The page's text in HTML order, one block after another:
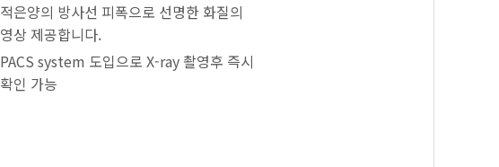
적은양의 방사선 피폭으로 선명한 화질의
영상 제공합니다.
PACS system 도입으로 X-ray 촬영후 즉시
확인 가능